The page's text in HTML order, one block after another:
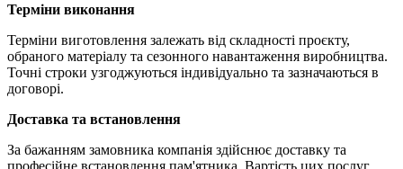
Терміни виконання
Терміни виготовлення залежать від складності проєкту,
обраного матеріалу та сезонного навантаження виробництва.
Точні строки узгоджуються індивідуально та зазначаються в
договорі.
Доставка та встановлення
За бажанням замовника компанія здійснює доставку та
професійне встановлення пам'ятника. Вартість цих послуг